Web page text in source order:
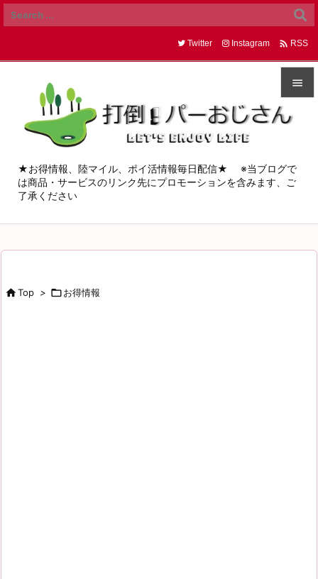


メニュ
サイド


Twitter Instagram  RSS
★お得情報、陸マイル、ポイ活情報毎日配信★ ※当ブログで
は商品・サービスのリンク先にプロモーションを含みます、ご
了承ください
Top > お得情報